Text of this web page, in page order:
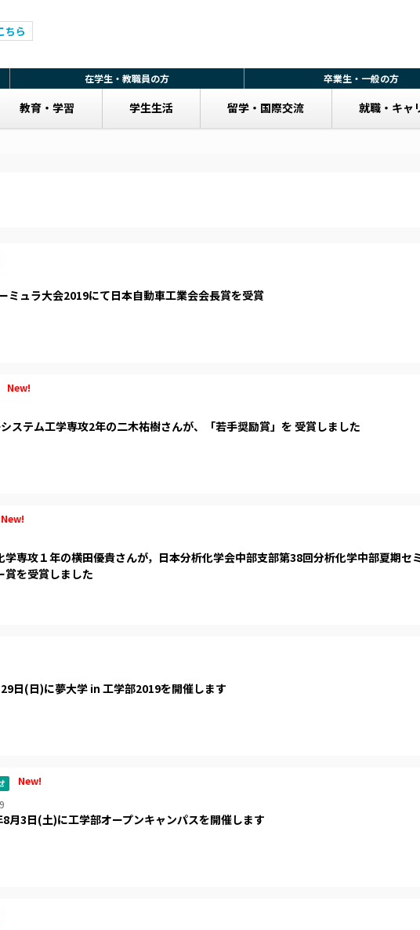
ちら
在学生・教職員の方 卒業生・一般の方
教育・学習 学生生活 留学・国際交流 就職・キャ
ミュラ大会2019にて日本自動車工業会会長賞を受賞
New!
ステム工学専攻2年の二木祐樹さんが、「若手奨励賞」を 受賞しました
New!
学専攻１年の横田優貴さんが，日本分析化学会中部支部第38回分析化学中部夏期セ
賞を受賞しました
日(日)に夢大学 in 工学部2019を開催します
New!
8月3日(土)に工学部オープンキャンパスを開催します